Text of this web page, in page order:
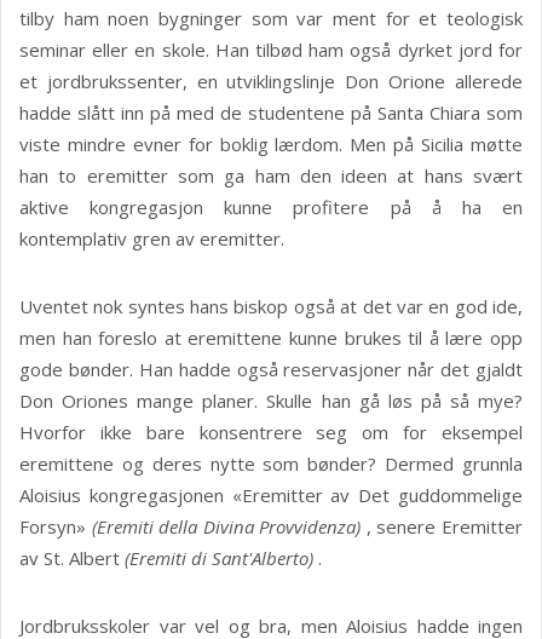
tilby ham noen bygninger som var ment for et teologisk
seminar eller en skole. Han tilbød ham også dyrket jord for
et jordbrukssenter, en utviklingslinje Don Orione allerede
hadde slått inn på med de studentene på Santa Chiara som
viste mindre evner for boklig lærdom. Men på Sicilia møtte
han to eremitter som ga ham den ideen at hans svært
aktive kongregasjon kunne profitere på å ha en
kontemplativ gren av eremitter.
Uventet nok syntes hans biskop også at det var en god ide,
men han foreslo at eremittene kunne brukes til å lære opp
gode bønder. Han hadde også reservasjoner når det gjaldt
Don Oriones mange planer. Skulle han gå løs på så mye?
Hvorfor ikke bare konsentrere seg om for eksempel
eremittene og deres nytte som bønder? Dermed grunnla
Aloisius kongregasjonen «Eremitter av Det guddommelige
Forsyn» (Eremiti della Divina Provvidenza) , senere Eremitter
av St. Albert (Eremiti di Sant'Alberto) .
Jordbruksskoler var vel og bra, men Aloisius hadde ingen